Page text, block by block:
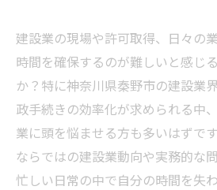
建設業の現場や許可取得、日々の
時間を確保するのが難しいと感じ
か？特に神奈川県秦野市の建設業
政手続きの効率化が求められる中
業に頭を悩ませる方も多いはずで
ならではの建設業動向や実務的な
忙しい日常の中で自分の時間を失